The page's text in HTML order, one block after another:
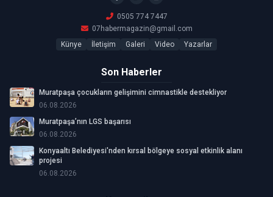
0505 774 7447
07habermagazin@gmail.com
Künye
İletişim Galeri Video Yazarlar
Son Haberler
Muratpaşa çocukların gelişimini cimnastikle destekliyor
06.08.2026
Muratpaşa’nın LGS başarısı
06.08.2026
Konyaaltı Belediyesi'nden kırsal bölgeye sosyal etkinlik alanı
projesi
06.08.2026